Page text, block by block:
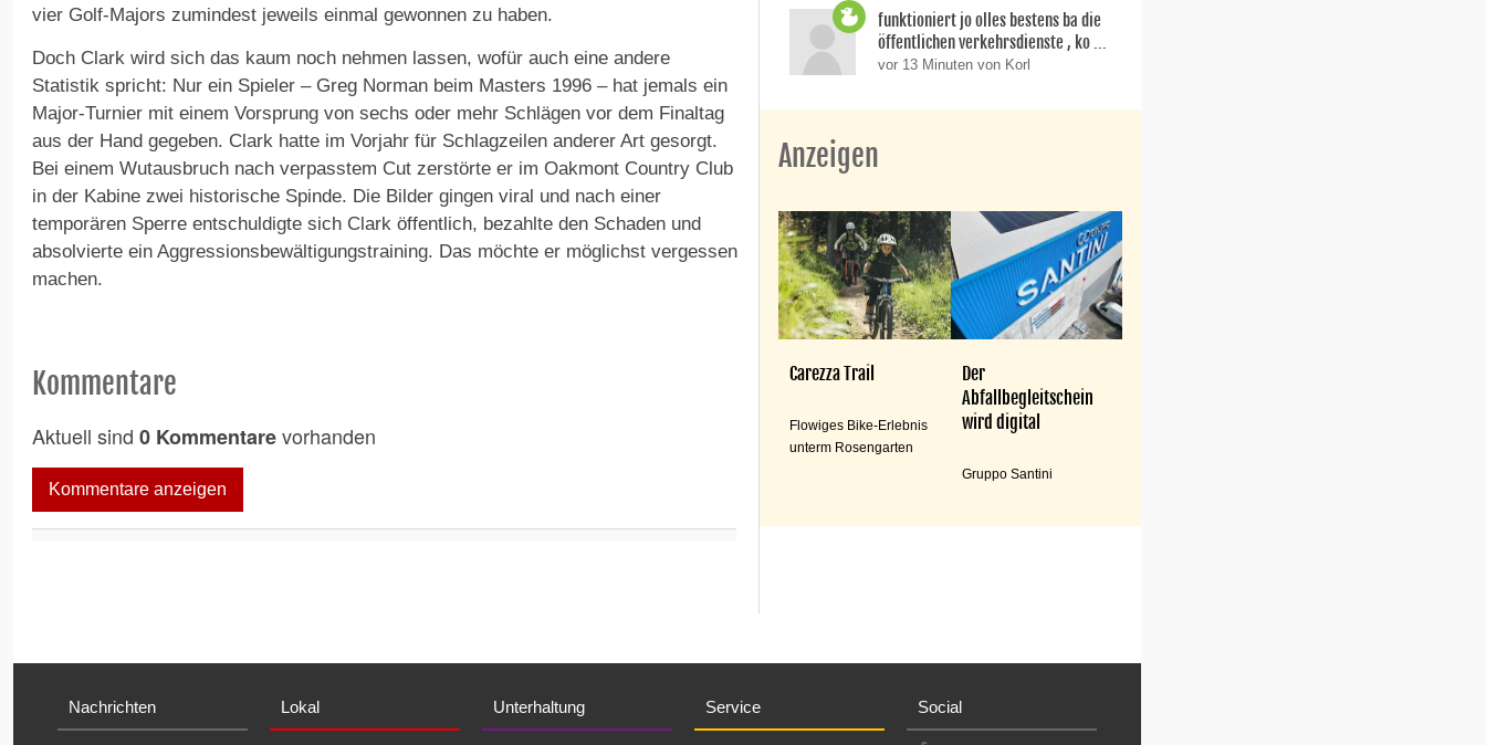
vier Golf-Majors zumindest jeweils einmal gewonnen zu haben.
Doch Clark wird sich das kaum noch nehmen lassen, wofür auch eine andere
Statistik spricht: Nur ein Spieler – Greg Norman beim Masters 1996 – hat jemals ein
Major-Turnier mit einem Vorsprung von sechs oder mehr Schlägen vor dem Finaltag
aus der Hand gegeben. Clark hatte im Vorjahr für Schlagzeilen anderer Art gesorgt.
Bei einem Wutausbruch nach verpasstem Cut zerstörte er im Oakmont Country Club
in der Kabine zwei historische Spinde. Die Bilder gingen viral und nach einer
temporären Sperre entschuldigte sich Clark öffentlich, bezahlte den Schaden und
absolvierte ein Aggressionsbewältigungstraining. Das möchte er möglichst vergessen
machen.
Kommentare
Aktuell sind 0 Kommentarevorhanden
Kommentare anzeigen
funktioniert jo olles bestens ba die
öffentlichen verkehrsdienste , ko ...
vor 13 Minuten von Korl
Anzeigen
Carezza Trail
Flowiges Bike-Erlebnis
unterm Rosengarten
Der
Abfallbegleitschein
wird digital
Gruppo Santini
Nachrichten Lokal Unterhaltung Service Social